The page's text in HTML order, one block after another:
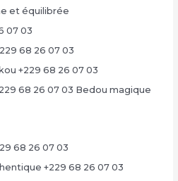
et équilibrée
07 03
68 26 07 03
+229 68 26 07 03
68 26 07 03 Bedou magique
68 26 07 03
+229 68 26 07 03